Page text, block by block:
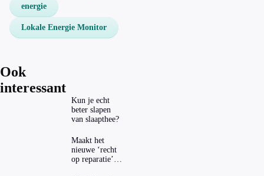
energie
Lokale Energie Monitor
Ook
interessant
Kun je echt
beter slapen
van slaapthee?
Maakt het
nieuwe ‘recht
op reparatie’